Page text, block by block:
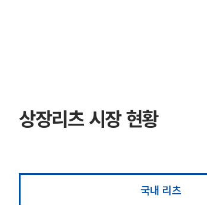
상장리츠 시장 현황
국내 리츠